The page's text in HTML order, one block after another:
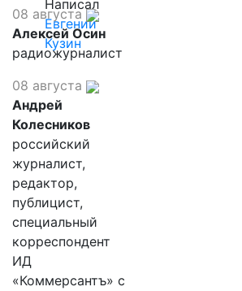
Написал
Евгений
Кузин
08 августа
Алексей Осин
радиожурналист
08 августа
Андрей
Колесников
российский
журналист,
редактор,
публицист,
специальный
корреспондент
ИД
«Коммерсантъ» с